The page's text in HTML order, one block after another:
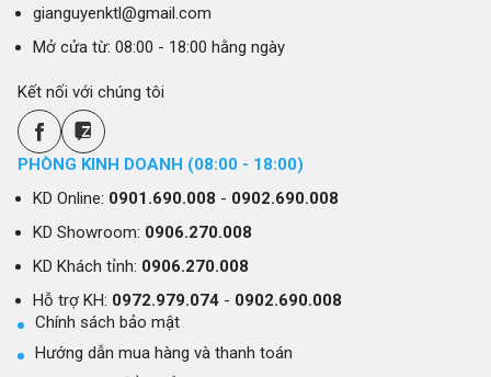
Tủ lạnh là thiết bị điện tử dùng để bảo quản thực
phẩm bằng cách duy trì nhiệt độ thấp, giúp làm
chậm quá trình phân hủy và ngăn ngừa sự phát
triển của vi khuẩn. Tủ lạnh thường được trang bị
các ngăn khác nhau để chứa thực phẩm, đồ uống
và đá. Các loại tủ lạnh hiện đại còn có các tính
năng bổ sung như hệ thống làm đá tự động, chức
năng cấp đông nhanh, và điều khiển nhiệt độ
thông minh.
gianguyenktl@gmail.com
Mở cửa từ: 08:00 - 18:00 hằng ngày
Kết nối với chúng tôi
PHÒNG KINH DOANH (08:00 - 18:00)
KD Online: 0901.690.008 - 0902.690.008
KD Showroom: 0906.270.008
KD Khách tỉnh: 0906.270.008
Hỗ trợ KH: 0972.979.074- 0902.690.008
Chính sách bảo mật
Hướng dẫn mua hàng và thanh toán